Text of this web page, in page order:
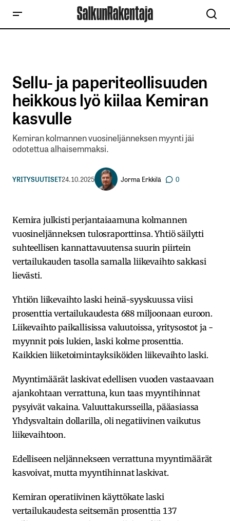
Sellu- ja paperiteollisuuden
heikkous lyö kiilaa Kemiran
kasvulle
Kemiran kolmannen vuosineljänneksen myynti jäi
odotettua alhaisemmaksi.
YRITYSUUTISET24.10.2025 Jorma Erkkilä 0
Kemira julkisti perjantaiaamuna kolmannen
vuosineljänneksen tulosraporttinsa. Yhtiö säilytti
suhteellisen kannattavuutensa suurin piirtein
vertailukauden tasolla samalla liikevaihto sakkasi
lievästi.
Yhtiön liikevaihto laski heinä-syyskuussa viisi
prosenttia vertailukaudesta 688 miljoonaan euroon.
Liikevaihto paikallisissa valuutoissa, yritysostot ja -
myynnit pois lukien, laski kolme prosenttia.
Kaikkien liiketoimintayksiköiden liikevaihto laski.
Myyntimäärät laskivat edellisen vuoden vastaavaan
ajankohtaan verrattuna, kun taas myyntihinnat
pysyivät vakaina. Valuuttakursseilla, pääasiassa
Yhdysvaltain dollarilla, oli negatiivinen vaikutus
liikevaihtoon.
Edelliseen neljännekseen verrattuna myyntimäärät
kasvoivat, mutta myyntihinnat laskivat.
Kemiran operatiivinen käyttökate laski
vertailukaudesta seitsemän prosenttia 137